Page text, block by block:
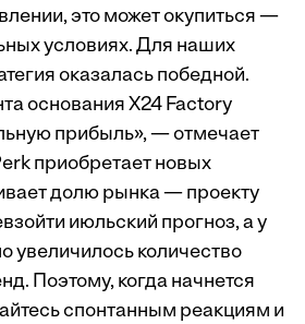
это может окупиться —
условиях. Для наших
оказалась победной.
основания X24 Factory
прибыль», — отмечает
приобретает новых
долю рынка — проекту
июльский прогноз, а у
увеличилось количество
Поэтому, когда начнется
спонтанным реакциям и